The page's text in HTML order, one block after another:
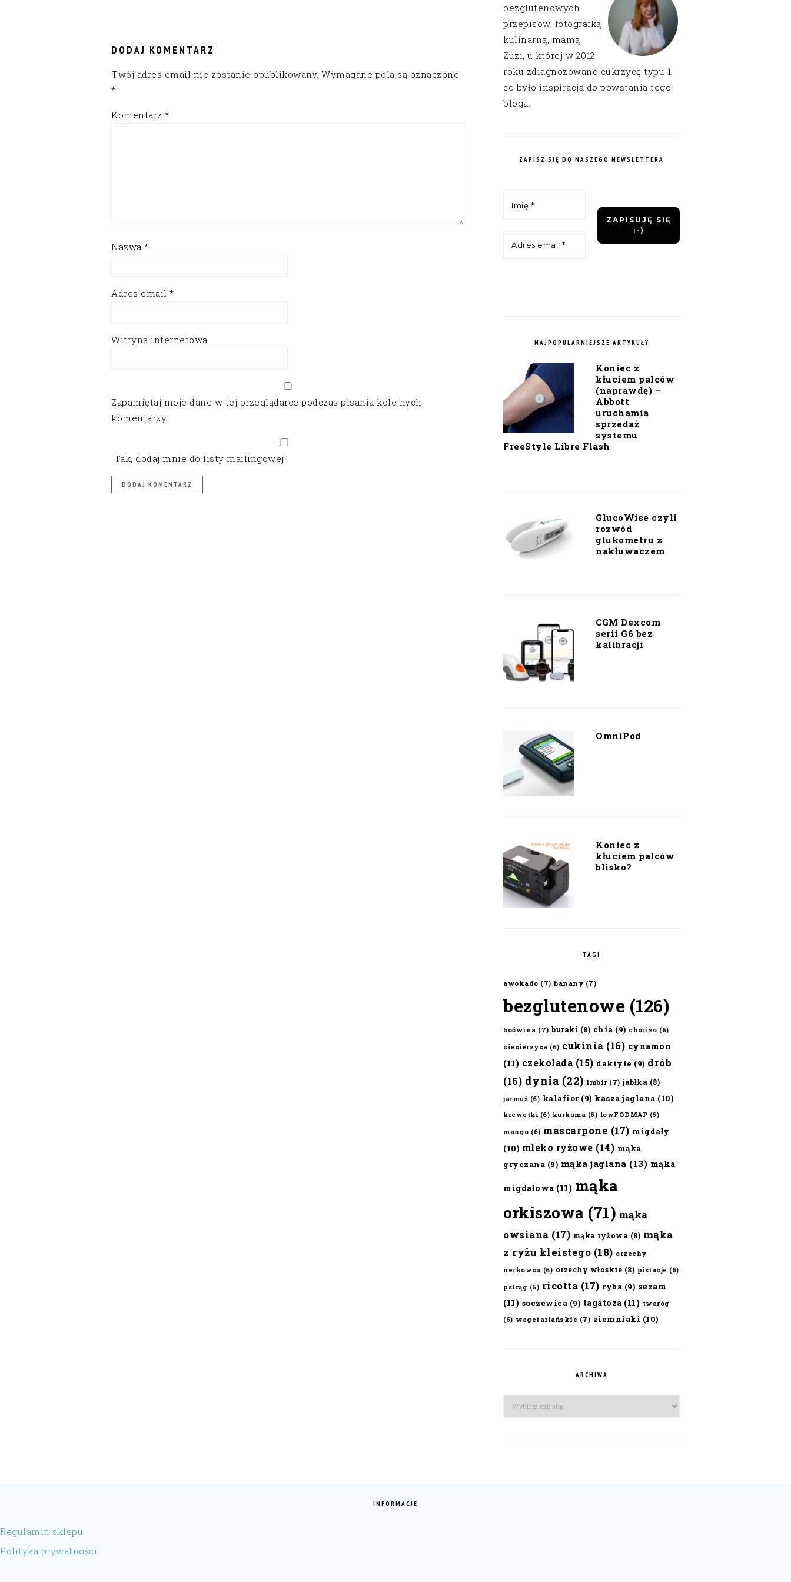
DODAJ KOMENTARZ
Twój adres email nie zostanie opublikowany. Wymagane pola są oznaczone
*
Komentarz *
Nazwa *
Adres email *
Witryna internetowa
Zapamiętaj moje dane w tej przeglądarce podczas pisania kolejnych
komentarzy.
Tak, dodaj mnie do listy mailingowej
bezglutenowych
przepisów, fotografką
kulinarną, mamą
Zuzi, u której w 2012
roku zdiagnozowano cukrzycę typu 1
co było inspiracją do powstania tego
bloga.
ZAPISZ SIĘ DO NASZEGO NEWSLETTERA
NAJPOPULARNIEJSZE ARTYKUŁY
Koniec z
kłuciem palców
(naprawdę) –
Abbott
uruchamia
sprzedaż
systemu
FreeStyle Libre Flash
GlucoWise czyli
rozwód
glukometru z
nakłuwaczem
CGM Dexcom
serii G6 bez
kalibracji
OmniPod
Koniec z
kłuciem palców
blisko?
TAGI
awokado (7) banany (7)
bezglutenowe (126)
boćwina (7) buraki (8) chia (9) chorizo (6)
ciecierzyca (6) cukinia (16) cynamon
(11) czekolada (15) daktyle (9) drób
(16) dynia (22) imbir (7) jabłka (8)
jarmuż (6) kalafior(9) kasza jaglana (10)
krewetki (6) kurkuma (6) lowFODMAP (6)
mango (6) mascarpone (17) migdały
(10) mleko ryżowe (14) mąka
gryczana (9) mąka jaglana (13) mąka
migdałowa (11) mąka
orkiszowa (71) mąka
owsiana (17) mąka ryżowa (8) mąka
z ryżu kleistego (18) orzechy
nerkowca (6) orzechy włoskie (8) pistacje (6)
pstrąg (6) ricotta (17) ryba (9) sezam
(11) soczewica (9) tagatoza (11) twaróg
(6) wegetariańskie (7) ziemniaki (10)
ARCHIWA
Archiwa
INFORMACJE
Regulamin sklepu
Polityka prywatności